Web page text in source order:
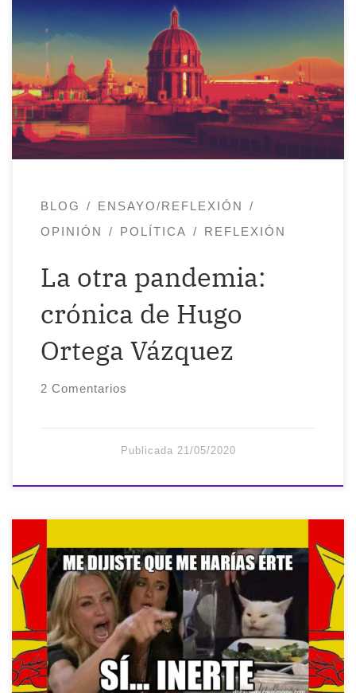
Han acallado los resquicios de sus
callejuelas y ni siquiera se sabe cuándo
volverá a tener ese llanto causado por la
sobrepoblación. Por lo pronto descansa
de tanta rutina, de tantos pasos, de tanto
escupitajo sobre su piel gastada de
concreto. El silencio […]
BLOG
ENSAYO/REFLEXIÓN
OPINIÓN
POLÍTICA REFLEXIÓN
La otra pandemia:
crónica de Hugo
Ortega Vázquez
2 Comentarios
Publicada 21/05/2020
Crónica de una MUERTE anunciada (o no)
El ERTE* tardará mucho tiempo… hasta
mayo o junio. Esto va para largo. No
podemos demostrar aún con cifras las
pérdidas, por eso todavía no te pude
mandar los papeles del ERTE. Jefe